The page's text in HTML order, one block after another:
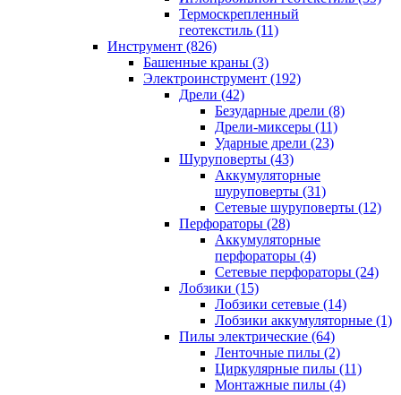
Термоскрепленный
геотекстиль (11)
Инструмент (826)
Башенные краны (3)
Электроинструмент (192)
Дрели (42)
Безударные дрели (8)
Дрели-миксеры (11)
Ударные дрели (23)
Шуруповерты (43)
Аккумуляторные
шуруповерты (31)
Сетевые шуруповерты (12)
Перфораторы (28)
Аккумуляторные
перфораторы (4)
Сетевые перфораторы (24)
Лобзики (15)
Лобзики сетевые (14)
Лобзики аккумуляторные (1)
Пилы электрические (64)
Ленточные пилы (2)
Циркулярные пилы (11)
Монтажные пилы (4)